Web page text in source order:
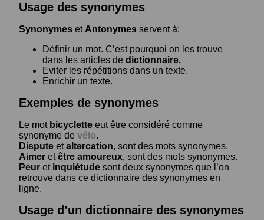
Usage des synonymes
Synonymes et Antonymes servent à:
Définir un mot. C’est pourquoi on les trouve
dans les articles de dictionnaire.
Eviter les répétitions dans un texte.
Enrichir un texte.
Exemples de synonymes
Le mot bicyclette eut être considéré comme
synonyme de vélo.
Dispute etaltercation, sont des mots synonymes.
Aimer etêtre amoureux, sont des mots synonymes.
Peur et inquiétude sont deux synonymes que l’on
retrouve dans ce dictionnaire des synonymes en
ligne.
Usage d’un dictionnaire des synonymes